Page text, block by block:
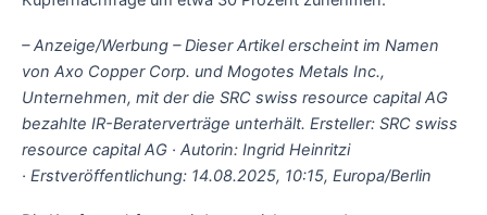
– Anzeige/Werbung – Dieser Artikel erscheint im Namen
von Axo Copper Corp. und Mogotes Metals Inc.,
Unternehmen, mit der die SRC swiss resource capital AG
bezahlte IR-Beraterverträge unterhält. Ersteller: SRC swiss
resource capital AG · Autorin: Ingrid Heinritzi
· Erstveröffentlichung: 14.08.2025, 10:15, Europa/Berlin